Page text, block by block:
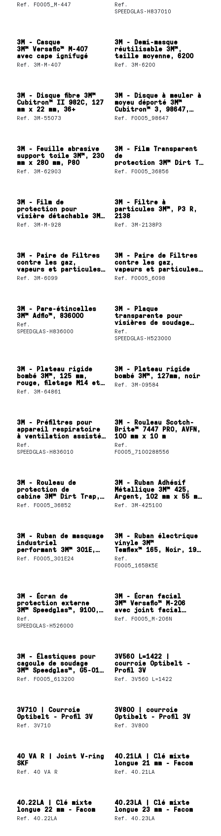
Ref. F0005_M-447
Ref.
SPEEDGLAS-H837010
3M - Casque
3M™ Versaflo™ M-407
avec cape ignifugé
Ref. 3M-M-407
3M - Demi-masque
réutilisable 3M™,
taille moyenne, 6200
Ref. 3M-6200
3M - Disque fibre 3M™
Cubitron™ II 982C, 127
mm x 22 mm, 36+
Ref. 3M-55073
3M - Disque à meuler à
moyeu déporté 3M™
Cubitron™ 3, 98647,
36+, T27, 125 mm x
7 mm x 22,23 mm, EN,
Ref. F0005_98647
3M - Feuille abrasive
support toile 3M™, 230
mm x 280 mm, P80
Ref. 3M-62903
3M - Film Transparent
de
protection 3M™ Dirt Trap,
457 mm x 30,5 m, 36856
Ref. F0005_36856
3M - Film de
protection pour
visière détachable 3M™
Versaflo™, M-928
Ref. 3M-M-928
3M - Filtre à
particules 3M™, P3 R,
2138
Ref. 3M-2138P3
3M - Paire de Filtres
contre les gaz,
vapeurs et particules
3M™, A2B2E2K2HgP3 +
Formaldéhyde 6099
Ref. 3M-6099
3M - Paire de Filtres
contre les gaz,
vapeurs et particules
3M™, AXP3 NR, 6098
Ref. F0005_6098
3M - Pare-étincelles
3M™ Adflo™, 836000
Ref.
SPEEDGLAS-H836000
3M - Plaque
transparente pour
visières de soudage
3M™, 9100, standard,
523000
Ref.
SPEEDGLAS-H523000
3M - Plateau rigide
bombé 3M™, 125 mm,
rouge, filetage M14 et
5/8
Ref. 3M-64861
3M - Plateau rigide
bombé 3M™, 127mm, noir
Ref. 3M-09584
3M - Préfiltres pour
appareil respiratoire
à ventilation assistée
3M™ AdFlo™, 836010
Ref.
SPEEDGLAS-H836010
3M - Rouleau Scotch-
Brite™ 7447 PRO, AVFN,
100 mm x 10 m
Ref.
F0005_7100288556
3M - Rouleau de
protection de
cabine 3M™ Dirt Trap,
Blanc, 7110 mm x 91,44
m, 36852
Ref. F0005_36852
3M - Ruban Adhésif
Métallique 3M™ 425,
Argent, 102 mm x 55 m,
0.12 mm
Ref. 3M-425100
3M - Ruban de masquage
industriel
performant 3M™ 301E,
Beige, 24 mm x 50 m
Ref. F0005_301E24
3M - Ruban électrique
vinyle 3M™
Temflex™ 165, Noir, 19
mm x 20 m
Ref.
F0005_165BK5E
3M - Écran de
protection externe
3M™ Speedglas™, 9100,
standard, 526000
Ref.
SPEEDGLAS-H526000
3M - Écran facial
3M™ Versaflo™ M-206
avec joint facial
confortable
Ref. F0005_M-206N
3M - Élastiques pour
cagoule de soudage
3M™ Speedglas™, G5-01,
613200
Ref. F0005_613200
3V560 L=1422 |
courroie Optibelt -
Profil 3V
Ref. 3V560 L=1422
3V710 | Courroie
Optibelt - Profil 3V
Ref. 3V710
3V800 | courroie
Optibelt - Profil 3V
Ref. 3V800
40 VA R | Joint V-ring
SKF
Ref.40 VA R
40.21LA | Clé mixte
longue 21 mm - Facom
Ref. 40.21LA
40.22LA | Clé mixte
longue 22 mm - Facom
Ref.40.22LA
40.23LA | Clé mixte
longue 23 mm - Facom
Ref. 40.23LA